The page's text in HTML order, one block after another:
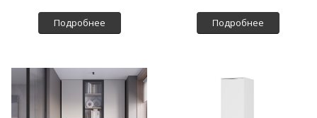
Подробнее Подробнее